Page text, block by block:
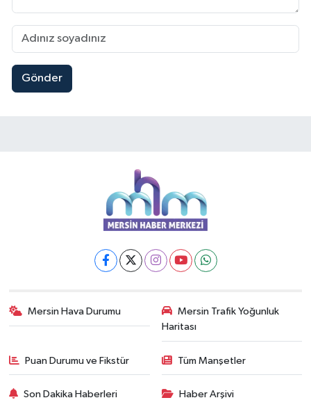
Gönder
Mersin Hava Durumu
Mersin Trafik Yoğunluk
Haritası
Puan Durumu ve Fikstür Tüm Manşetler
Son Dakika Haberleri Haber Arşivi